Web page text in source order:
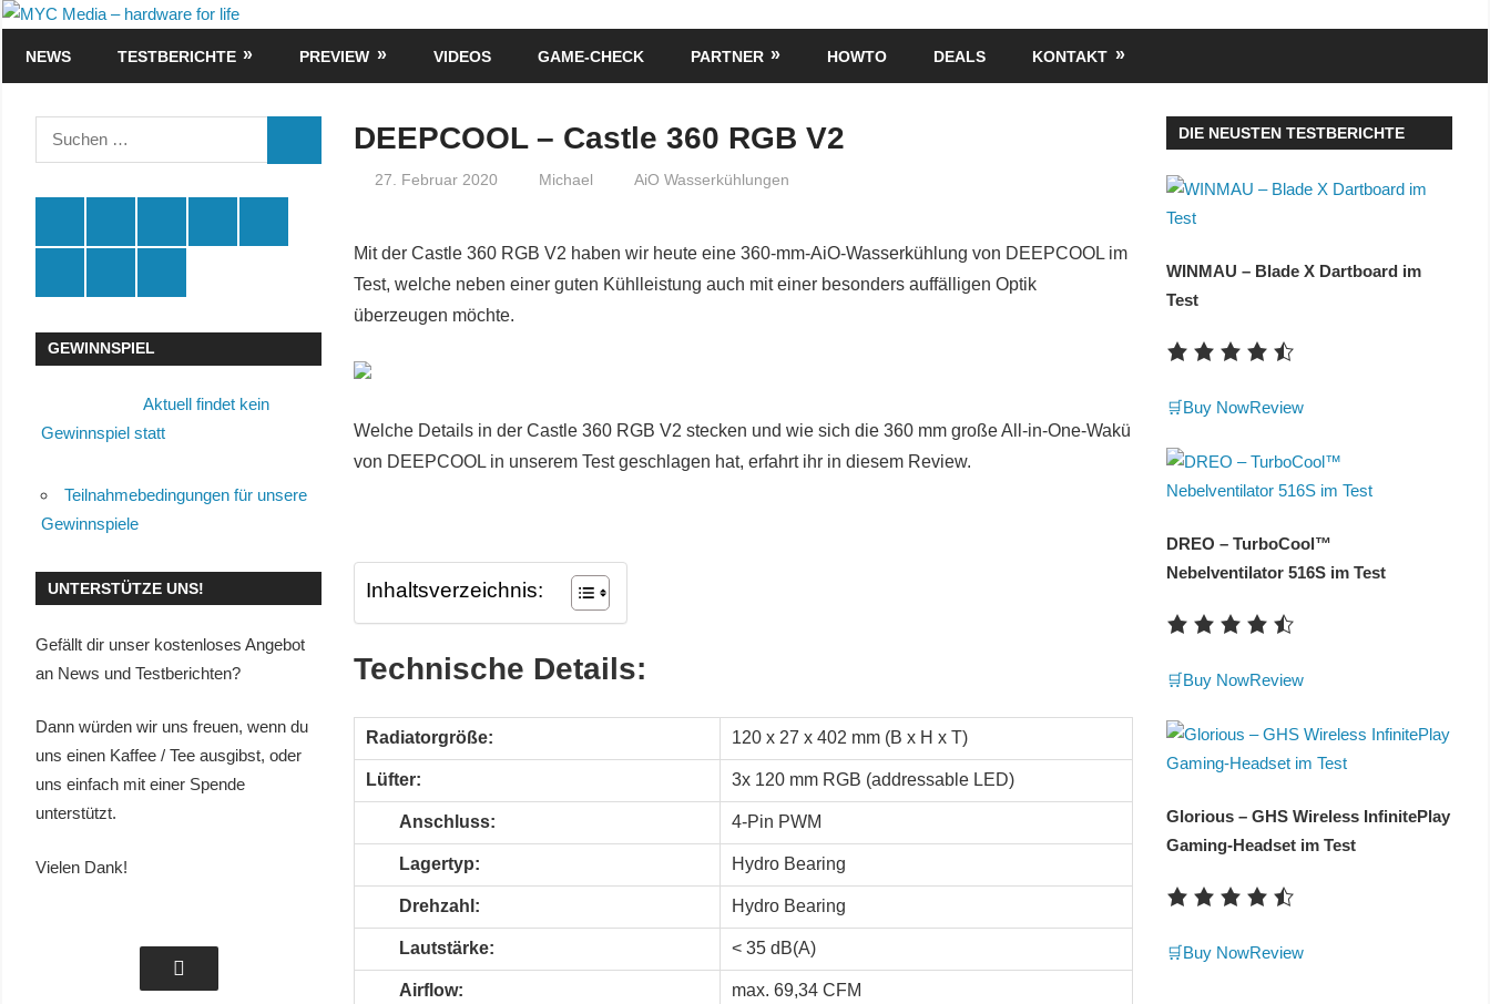
Zum
MYC
Media
–
hardware
NEWS TESTBERICHTE PREVIEW VIDEOS GAME-CHECK PARTNER HOWTO DEALS KONTAKT
DEEPCOOL – Castle 360 RGB V2
27. Februar 2020 Michael AiO Wasserkühlungen
Mit der Castle 360 RGB V2 haben wir heute eine 360-mm-AiO-Wasserkühlung von DEEPCOOL im
Test, welche neben einer guten Kühlleistung auch mit einer besonders auffälligen Optik
überzeugen möchte.
Welche Details in der Castle 360 RGB V2 stecken und wie sich die 360 mm große All-in-One-Wakü
von DEEPCOOL in unserem Test geschlagen hat, erfahrt ihr in diesem Review.
Inhaltsverzeichnis:
Technische Details:
Radiatorgröße: 120 x 27 x 402 mm (B x H x T)
Lüfter: 3x 120 mm RGB (addressable LED)
Anschluss: 4-Pin PWM
Lagertyp: Hydro Bearing
Drehzahl: Hydro Bearing
Lautstärke: < 35 dB(A)
Airflow: max. 69,34 CFM
Suchen
nach:
GEWINNSPIEL
Aktuell findet kein
Gewinnspiel statt
Teilnahmebedingungen für unsere
Gewinnspiele
UNTERSTÜTZE UNS!
Gefällt dir unser kostenloses Angebot
an News und Testberichten?
Dann würden wir uns freuen, wenn du
uns einen Kaffee / Tee ausgibst, oder
uns einfach mit einer Spende
unterstützt.
Vielen Dank!
DIE NEUSTEN TESTBERICHTE
WINMAU – Blade X Dartboard im
Test
🛒Buy NowReview
DREO – TurboCool™
Nebelventilator 516S im Test
🛒Buy NowReview
Glorious – GHS Wireless InfinitePlay
Gaming-Headset im Test
🛒Buy NowReview